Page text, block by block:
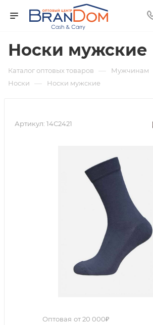
Носки мужские
Каталог оптовых товаров — Мужчинам
Носки — Носки мужские
Артикул: 14С2421
Оптовая от 20 000₽